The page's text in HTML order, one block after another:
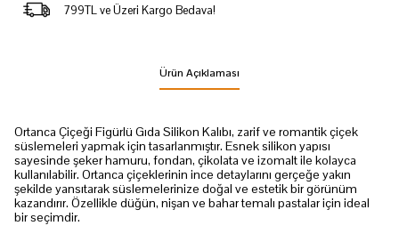
799TL ve Üzeri Kargo Bedava!
Ürün Açıklaması
Ortanca Çiçeği Figürlü Gıda Silikon Kalıbı, zarif ve romantik çiçek
süslemeleri yapmak için tasarlanmıştır. Esnek silikon yapısı
sayesinde şeker hamuru, fondan, çikolata ve izomalt ile kolayca
kullanılabilir. Ortanca çiçeklerinin ince detaylarını gerçeğe yakın
şekilde yansıtarak süslemelerinize doğal ve estetik bir görünüm
kazandırır. Özellikle düğün, nişan ve bahar temalı pastalar için ideal
bir seçimdir.